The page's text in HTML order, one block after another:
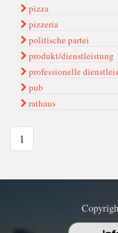
pi̇zza
pizzeria
politische partei
produkt/dienstleistung
professionelle
pub
rathaus
1